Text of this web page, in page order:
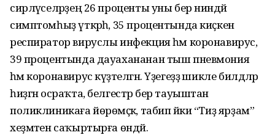
сирләүселәрҙең 26 проценты уны бер ниндәй
симптомһыҙ үткәрһә, 35 процентында киҫкен
респиратор вируслы инфекция һәм коронавирус,
39 процентында дауахананан тыш пневмония
һәм коронавирус күҙәтелгән. Үҙегеҙҙә шикле билдәләр
һиҙгән осраҡта, белгестәр бер тауыштан
поликлиникаға йөрөмәҫкә, табип йәки “Тиҙ ярҙам”
хеҙмәтен саҡыртырға өндәй.